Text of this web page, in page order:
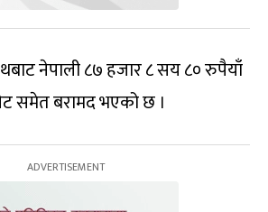
नेपाली ८७ हजार ८ सय ८० रुपैयाँ
समेत बरामद भएको छ ।